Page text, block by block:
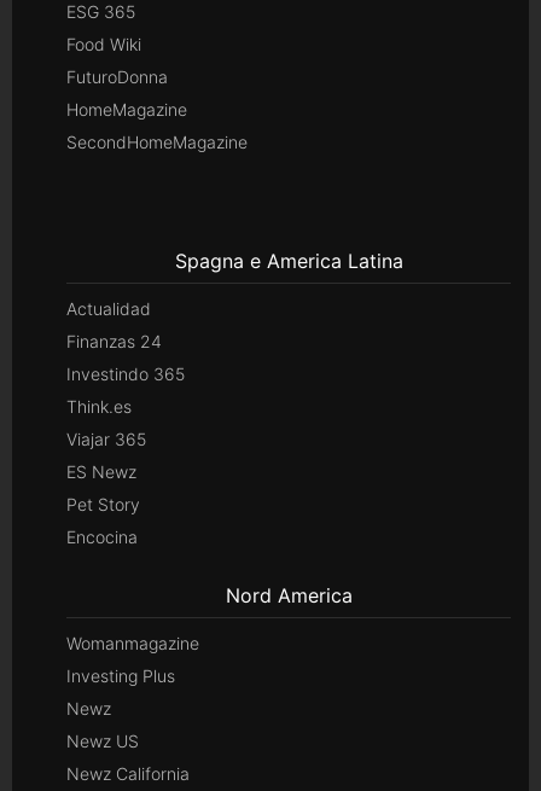
ESG 365
Food Wiki
FuturoDonna
HomeMagazine
SecondHomeMagazine
Spagna e America Latina
Actualidad
Finanzas 24
Investindo 365
Think.es
Viajar 365
ES Newz
Pet Story
Encocina
Nord America
Womanmagazine
Investing Plus
Newz
Newz US
Newz California